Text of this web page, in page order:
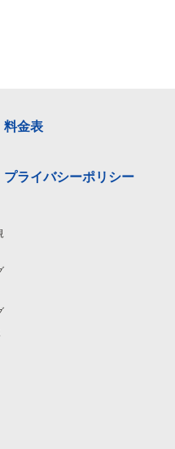
料金表
プライバシーポリシー